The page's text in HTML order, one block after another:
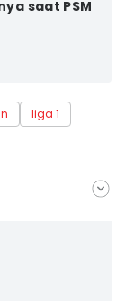
saat PSM
liga 1